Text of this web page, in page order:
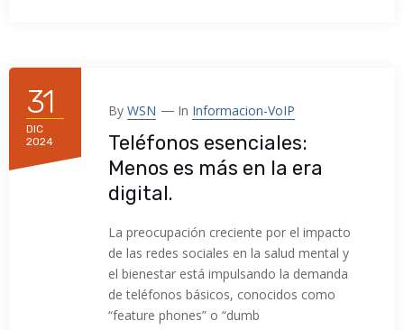
31
DIC
2024
By WSN In Informacion-VoIP
Teléfonos esenciales:
Menos es más en la era
digital.
La preocupación creciente por el impacto
de las redes sociales en la salud mental y
el bienestar está impulsando la demanda
de teléfonos básicos, conocidos como
“feature phones” o “dumb